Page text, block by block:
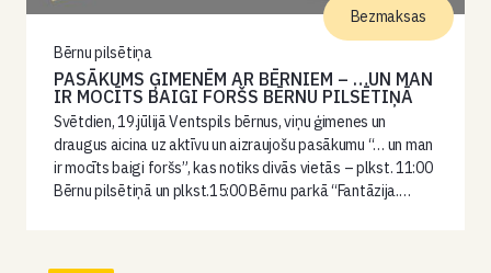
Bērnu pilsētiņa
PASĀKUMS ĢIMENĒM AR BĒRNIEM – …UN MAN
IR MOCĪTS BAIGI FORŠS BĒRNU PILSĒTIŅĀ
Svētdien, 19.jūlijā Ventspils bērnus, viņu ģimenes un
draugus aicina uz aktīvu un aizraujošu pasākumu “… un man
ir mocīts baigi foršs”, kas notiks divās vietās – plkst. 11:00
Bērnu pilsētiņā un plkst.15:00 Bērnu parkā “Fantāzija.…
Bezmaksas